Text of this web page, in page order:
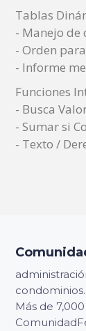
Tablas
- Manejo de
- Orden
- Informe
Funciones
- Busca
- Sumar si
- Texto /
condominios.
Más de